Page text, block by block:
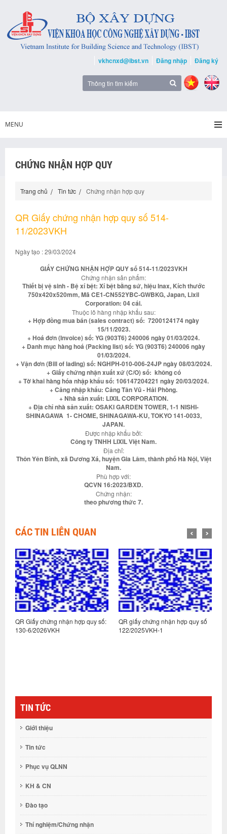
vkhcnxd@ibst.vn Đăng nhập Đăng ký
MENU
CHỨNG NHẬN HỢP QUY
Trang chủ Tin tức Chứng nhận hợp quy
QR Giấy chứng nhận hợp quy số 514-
11/2023VKH
Ngày tạo : 29/03/2024
GIẤY CHỨNG NHẬN HỢP QUY số 514-11/2023VKH
Chứng nhận sản phẩm:
Thiết bị vệ sinh - Bệ xí bệt: Xí bệt bằng sứ, hiệu Inax, Kích thước
750x420x520mm, Mã CE1-CN552YBC-GWBKG, Japan, Lixil
Corporation: 04 cái.
Thuộc lô hàng nhập khẩu sau:
+ Hợp đồng mua bán (sales contract) số: 7200124174 ngày
15/11/2023.
+ Hoá đơn (Invoice) số: YG (903T6) 240006 ngày 01/03/2024.
+ Danh mục hàng hoá (Packing list) số: YG (903T6) 240006 ngày
01/03/2024.
+ Vận đơn (Bill of lading) số: NGHPH-010-006-24JP ngày 08/03/2024.
+ Giấy chứng nhận xuất xứ (C/O) số: không có
+ Tờ khai hàng hóa nhập khẩu số: 106147204221 ngày 20/03/2024.
+ Cảng nhập khẩu: Cảng Tân Vũ - Hải Phòng.
+ Nhà sản xuất: LIXIL CORPORATION.
+ Địa chỉ nhà sản xuất: OSAKI GARDEN TOWER, 1-1 NISHI-
SHINAGAWA 1- CHOME, SHINAGAWA-KU, TOKYO 141-0033,
JAPAN.
Được nhập khẩu bởi:
Công ty TNHH LIXIL Việt Nam.
Địa chỉ:
Thôn Yên Bình, xã Dương Xá, huyện Gia Lâm, thành phố Hà Nội, Việt
Nam.
Phù hợp với:
QCVN 16:2023/BXD.
Chứng nhận:
theo phương thức 7.
CÁC TIN LIÊN QUAN
QR Giấy chứng nhận hợp quy số:
130-6/2026VKH
QR giấy chứng nhận hợp quy số
122/2025VKH-1
TIN TỨC
Giới thiệu
Tin tức
Phục vụ QLNN
KH & CN
Đào tạo
Thí nghiệm/Chứng nhận